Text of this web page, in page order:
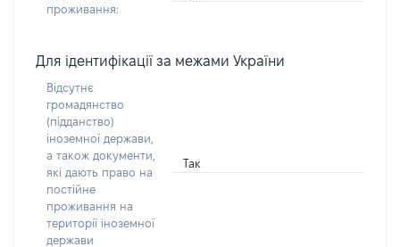
проживання:
Для ідентифікації за межами України
Відсутнє
громадянство
(підданство)
іноземної держави,
а також документи,
які дають право на
постійне
проживання на
території іноземної
держави
Так